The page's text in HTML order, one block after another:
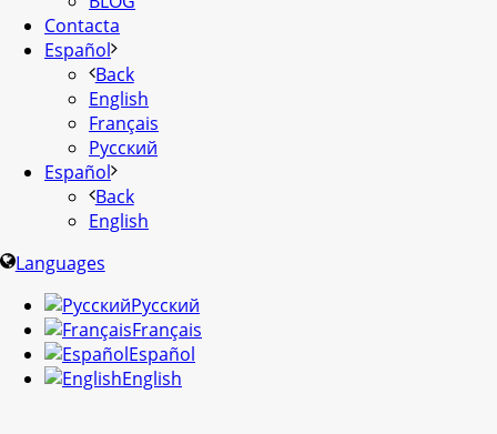
Contacta
Español
Back
English
Français
Русский
Español
Back
English
Languages
Русский
Français
Español
English